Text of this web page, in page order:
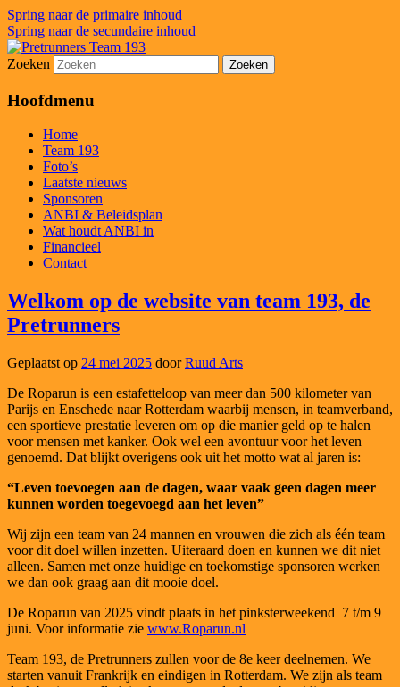
Spring naar de primaire inhoud
Spring naar de secundaire inhoud
Pretrunners Team 193
Zoeken
Hoofdmenu
Home
Team 193
Foto’s
Laatste nieuws
Sponsoren
ANBI & Beleidsplan
Wat houdt ANBI in
Financieel
Contact
Welkom op de website van team 193, de
Pretrunners
Geplaatst op 24 mei 2025 doorRuud Arts
De Roparun is een estafetteloop van meer dan 500 kilometer van
Parijs en Enschede naar Rotterdam waarbij mensen, in teamverband,
een sportieve prestatie leveren om op die manier geld op te halen
voor mensen met kanker. Ook wel een avontuur voor het leven
genoemd. Dat blijkt overigens ook uit het motto wat al jaren is:
“Leven toevoegen aan de dagen, waar vaak geen dagen meer
kunnen worden toegevoegd aan het leven”
Wij zijn een team van 24 mannen en vrouwen die zich als één team
voor dit doel willen inzetten. Uiteraard doen en kunnen we dit niet
alleen. Samen met onze huidige en toekomstige sponsoren werken
we dan ook graag aan dit mooie doel.
De Roparun van 2025 vindt plaats in het pinksterweekend 7 t/m 9
juni. Voor informatie zie www.Roparun.nl
Team 193, de Pretrunners zullen voor de 8e keer deelnemen. We
starten vanuit Frankrijk en eindigen in Rotterdam. We zijn als team